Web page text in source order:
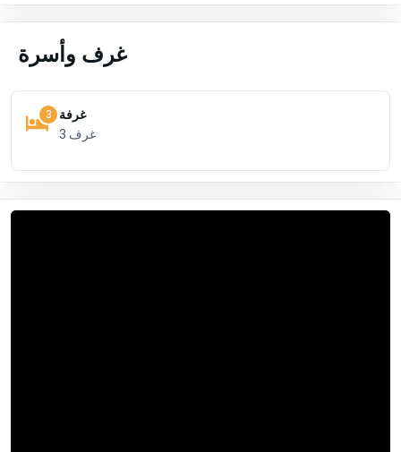
غرف وأسرة
3
غرفة
3 غرف